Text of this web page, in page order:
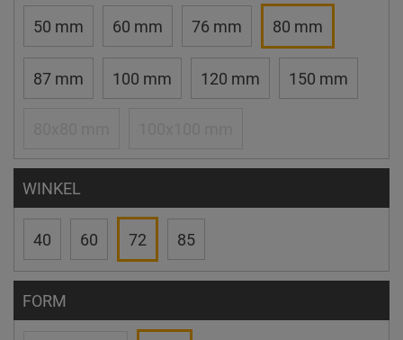
50 mm 60 mm 76 mm 80 mm
87 mm 100 mm 120 mm 150 mm
WINKEL
40 60 72 85
FORM